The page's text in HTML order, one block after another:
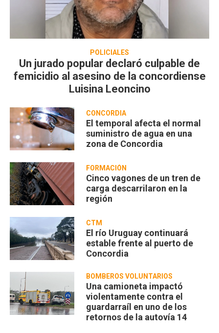
POLICIALES
Un jurado popular declaró culpable de
femicidio al asesino de la concordiense
Luisina Leoncino
CONCORDIA
El temporal afecta el normal
suministro de agua en una
zona de Concordia
FORMACIÓN
Cinco vagones de un tren de
carga descarrilaron en la
región
CTM
El río Uruguay continuará
estable frente al puerto de
Concordia
BOMBEROS VOLUNTARIOS
Una camioneta impactó
violentamente contra el
guardarraíl en uno de los
retornos de la autovía 14